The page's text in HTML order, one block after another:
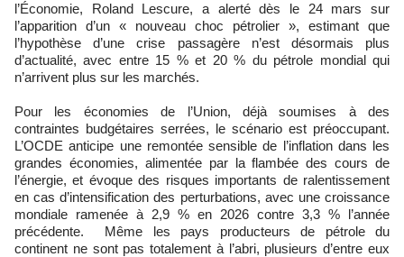
l’Économie, Roland Lescure, a alerté dès le 24 mars sur
l’apparition d’un « nouveau choc pétrolier », estimant que
l’hypothèse d’une crise passagère n’est désormais plus
d’actualité, avec entre 15 % et 20 % du pétrole mondial qui
n’arrivent plus sur les marchés.
Pour les économies de l’Union, déjà soumises à des
contraintes budgétaires serrées, le scénario est préoccupant.
L’OCDE anticipe une remontée sensible de l’inflation dans les
grandes économies, alimentée par la flambée des cours de
l’énergie, et évoque des risques importants de ralentissement
en cas d’intensification des perturbations, avec une croissance
mondiale ramenée à 2,9 % en 2026 contre 3,3 % l’année
précédente. Même les pays producteurs de pétrole du
continent ne sont pas totalement à l’abri, plusieurs d’entre eux